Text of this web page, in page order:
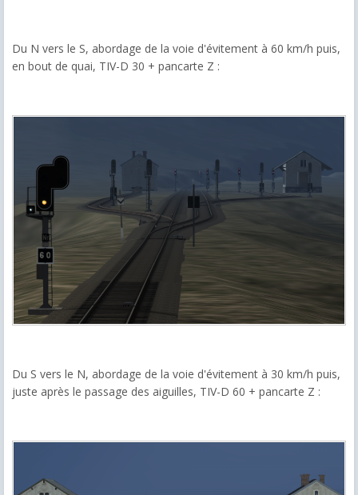
Du N vers le S, abordage de la voie d'évitement à 60 km/h puis,
en bout de quai, TIV-D 30 + pancarte Z :
Du S vers le N, abordage de la voie d'évitement à 30 km/h puis,
juste après le passage des aiguilles, TIV-D 60 + pancarte Z :